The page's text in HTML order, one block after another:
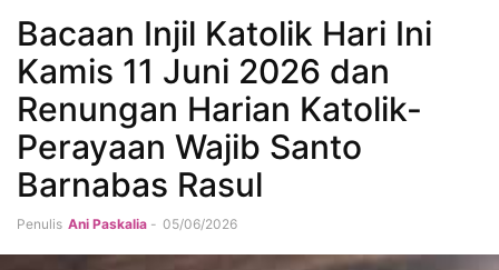
Bacaan Injil Katolik Hari Ini
Kamis 11 Juni 2026 dan
Renungan Harian Katolik-
Perayaan Wajib Santo
Barnabas Rasul
Penulis Ani Paskalia - 05/06/2026